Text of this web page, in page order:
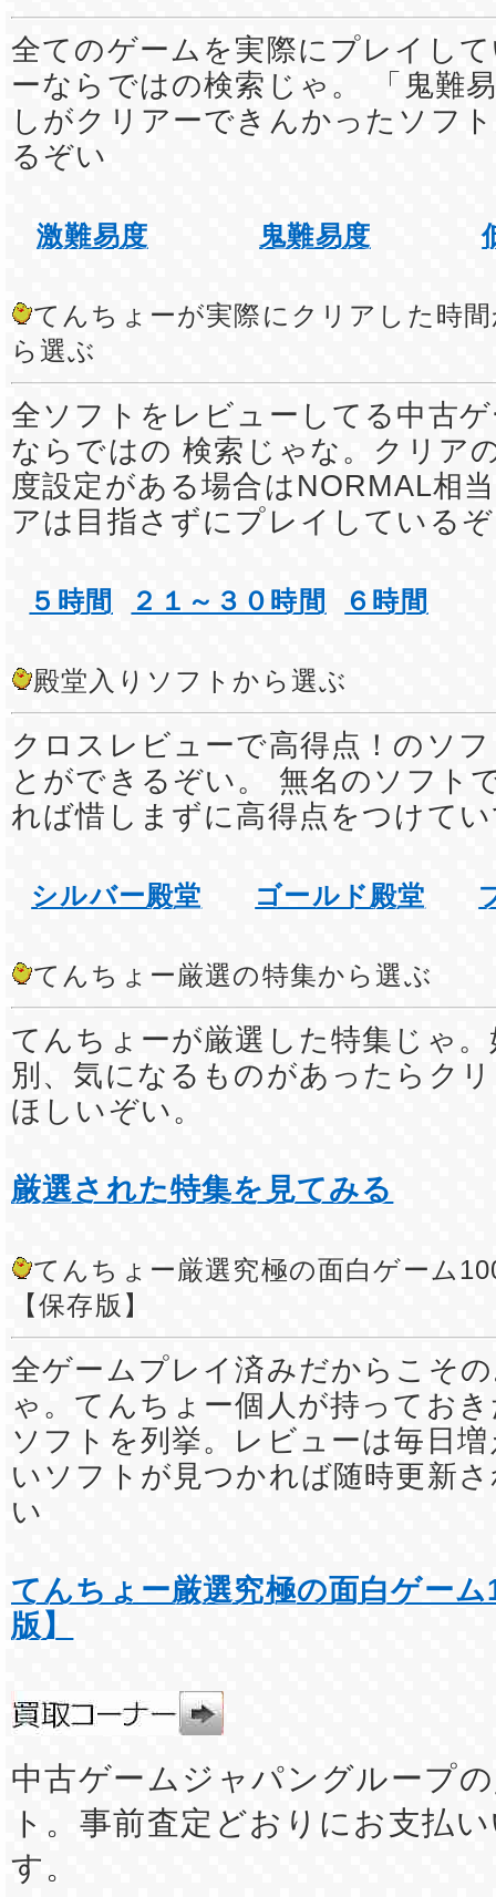
全てのゲームを実際にプレイし
ーならではの検索じゃ。 「鬼難
しがクリアーできんかったソフ
るぞい
激難易度 鬼難易度
てんちょーが実際にクリアした時
ら選ぶ
全ソフトをレビューしてる中古
ならではの 検索じゃな。クリア
度設定がある場合はNORMAL相
アは目指さずにプレイしている
５時間 ２１～３０時間 ６時間
殿堂入りソフトから選ぶ
クロスレビューで高得点！のソ
とができるぞい。 無名のソフト
れば惜しまずに高得点をつけて
シルバー殿堂 ゴールド殿堂
てんちょー厳選の特集から選ぶ
てんちょーが厳選した特集じゃ
別、気になるものがあったらク
ほしいぞい。
厳選された特集を見てみる
てんちょー厳選究極の面白ゲーム
【保存版】
全ゲームプレイ済みだからこそ
ゃ。てんちょー個人が持ってお
ソフトを列挙。レビューは毎日
いソフトが見つかれば随時更新
い
てんちょー厳選究極の面白ゲー
版】
中古ゲームジャパングループ
ト。事前査定どおりにお支払
す。